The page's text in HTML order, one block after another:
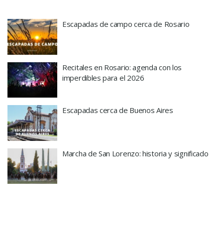
Escapadas de campo cerca de Rosario
Recitales en Rosario: agenda con los
imperdibles para el 2026
Escapadas cerca de Buenos Aires
Marcha de San Lorenzo: historia y significado